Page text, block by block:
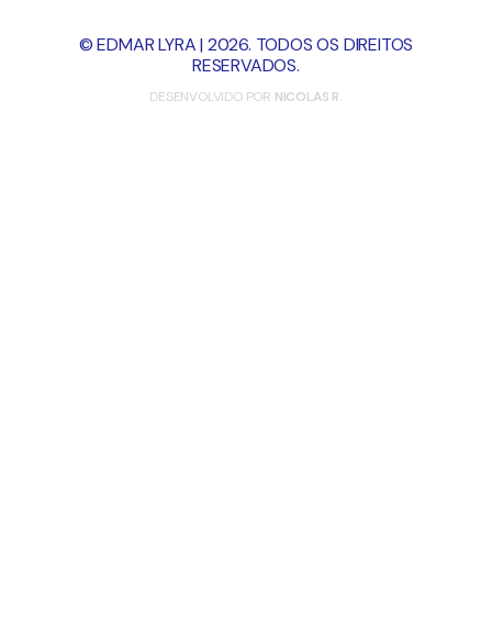
© EDMAR LYRA | 2026. TODOS OS DIREITOS
RESERVADOS.
DESENVOLVIDO POR NICOLAS R.